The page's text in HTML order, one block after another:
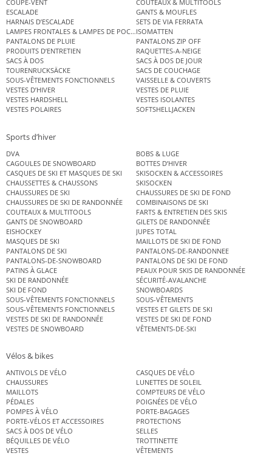
COUPE-VENT
COUTEAUX & MULTITOOLS
ESCALADE
GANTS & MOUFLES
HARNAIS D’ESCALADE
SETS DE VIA FERRATA
LAMPES FRONTALES & LAMPES DE POCHEISOMATTEN
PANTALONS DE PLUIE
PANTALONS ZIP OFF
PRODUITS D’ENTRETIEN
RAQUETTES-A-NEIGE
SACS À DOS
SACS À DOS DE JOUR
TOURENRUCKSÄCKE
SACS DE COUCHAGE
SOUS-VÊTEMENTS FONCTIONNELS
VAISSELLE & COUVERTS
VESTES D’HIVER
VESTES DE PLUIE
VESTES HARDSHELL
VESTES ISOLANTES
VESTES POLAIRES
SOFTSHELLJACKEN
Sports d’hiver
DVA
BOBS & LUGE
CAGOULES DE SNOWBOARD
BOTTES D’HIVER
CASQUES DE SKI ET MASQUES DE SKI
SKISOCKEN & ACCESSOIRES
CHAUSSETTES & CHAUSSONS
SKISOCKEN
CHAUSSURES DE SKI
CHAUSSURES DE SKI DE FOND
CHAUSSURES DE SKI DE RANDONNÉE
COMBINAISONS DE SKI
COUTEAUX & MULTITOOLS
FARTS & ENTRETIEN DES SKIS
GANTS DE SNOWBOARD
GILETS DE RANDONNÉE
EISHOCKEY
JUPES TOTAL
MASQUES DE SKI
MAILLOTS DE SKI DE FOND
PANTALONS DE SKI
PANTALONS-DE-RANDONNEE
PANTALONS-DE-SNOWBOARD
PANTALONS DE SKI DE FOND
PATINS À GLACE
PEAUX POUR SKIS DE RANDONNÉE
SKI DE RANDONNÉE
SÉCURITÉ-AVALANCHE
SKI DE FOND
SNOWBOARDS
SOUS-VÊTEMENTS FONCTIONNELS
SOUS-VÊTEMENTS
SOUS-VÊTEMENTS FONCTIONNELS
VESTES ET GILETS DE SKI
VESTES DE SKI DE RANDONNÉE
VESTES DE SKI DE FOND
VESTES DE SNOWBOARD
VÊTEMENTS-DE-SKI
Vélos & bikes
ANTIVOLS DE VÉLO
CASQUES DE VÉLO
CHAUSSURES
LUNETTES DE SOLEIL
MAILLOTS
COMPTEURS DE VÉLO
PÉDALES
POIGNÉES DE VÉLO
POMPES À VÉLO
PORTE-BAGAGES
PORTE-VÉLOS ET ACCESSOIRES
PROTECTIONS
SACS À DOS DE VÉLO
SELLES
BÉQUILLES DE VÉLO
TROTTINETTE
VESTES
VÊTEMENTS